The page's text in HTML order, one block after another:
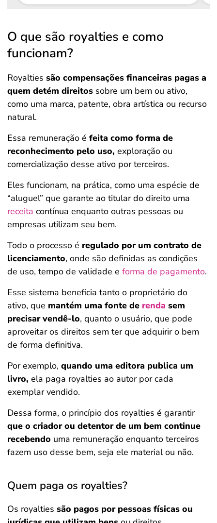
O que são royalties e como
funcionam?
Royalties são compensações financeiras pagas a
quem detém direitos sobre um bem ou ativo,
como uma marca, patente, obra artística ou recurso
natural.
Essa remuneração é feita como forma de
reconhecimento pelo uso, exploração ou
comercialização desse ativo por terceiros.
Eles funcionam, na prática, como uma espécie de
“aluguel” que garante ao titular do direito uma
receita contínua enquanto outras pessoas ou
empresas utilizam seu bem.
Todo o processo é regulado por um contrato de
licenciamento, onde são definidas as condições
de uso, tempo de validade e forma de pagamento.
Esse sistema beneficia tanto o proprietário do
ativo, que mantém uma fonte de renda sem
precisar vendê-lo, quanto o usuário, que pode
aproveitar os direitos sem ter que adquirir o bem
de forma definitiva.
Por exemplo, quando uma editora publica um
livro, ela paga royalties ao autor por cada
exemplar vendido.
Dessa forma, o princípio dos royalties é garantir
que o criador ou detentor de um bem continue
recebendo uma remuneração enquanto terceiros
fazem uso desse bem, seja ele material ou não.
Quem paga os royalties?
Os royalties são pagos por pessoas físicas ou